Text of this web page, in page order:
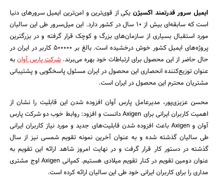
ایمیل سرور قدرتمند اکسیژنیکی از قوی‌ترین و امن‌ترین ایمیل سرورهای دنیا
است که سابقه‌ای بیش از 10 سال در کشور دارد. این میل‌سرور طی این سالیان
مورد استقبال بسیاری از سازمان‌های بزرگ و کوچک قرار گرفته و در بزرگترین
پروژه‌های ایمیل کشور خوش درخشیده است. بالغ بر 500000 کاربر در ایران در
حال حاضر از این محصول برای ارتباطات خود بهره می‌برند. شرکت پارس آوانبه
عنوان توزیع‌کننده انحصاری این محصول در ایران مسئول پاسخگویی و پشتیبانی
مشتریان محترم این محصول در ایران است.
محسن عزیزی‌پور، مدیرعامل پارس آوان افزوده شدن این قابلیت را نشان از
اهمیت کاربران ایرانی برای Axigen دانست و افزود: روابط خوب دو شرکت پارس
آوان و Axigen باعث افزوده شدن قابلیت‌های جدید و مورد نیاز کاربران ایرانی
طی سالیان گذشته شده و به عنوان آخرین نمونه تقویم شمسی نیز از سال
گذشته در دستور کار قرار گرفت و در نهایت امروز شاهد ارائه این تقویم به
عنوان دومین تقویم در کنار تقویم میلادی هستیم. کمپانی Axigen اوج مشتری
مداری را برای کاربران ایرانی خود طی این سالیان ارائه کرده است.